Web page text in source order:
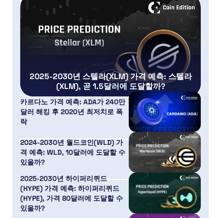
2025-2030년 스텔라(XLM) 가격 예측: 스텔라
(XLM), 곧 1.5달러에 도달할까?
카르다노 가격 예측: ADA가 240만
달러 해킹 후 2020년 최저치로 폭
락
2024-2030년 월드코인(WLD) 가
격 예측: WLD, 10달러에 도달할 수
있을까?
2025-2030년 하이퍼리퀴드
(HYPE) 가격 예측: 하이퍼리퀴드
(HYPE), 가격 80달러에 도달할 수
있을까?